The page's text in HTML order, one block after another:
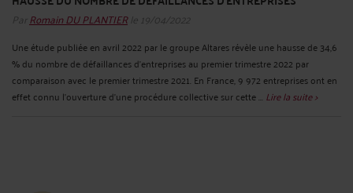
Par Romain DU PLANTIERle 19/04/2022
Une étude publiée en avril 2022 par le groupe Altares révèle une hausse de 34,6
% du nombre de défaillances d’entreprises au premier trimestre 2022 par
comparaison avec le premier trimestre 2021. En France, 9 972 entreprises ont en
effet connu l’ouverture d’une procédure collective sur cette ... Lire la suite >